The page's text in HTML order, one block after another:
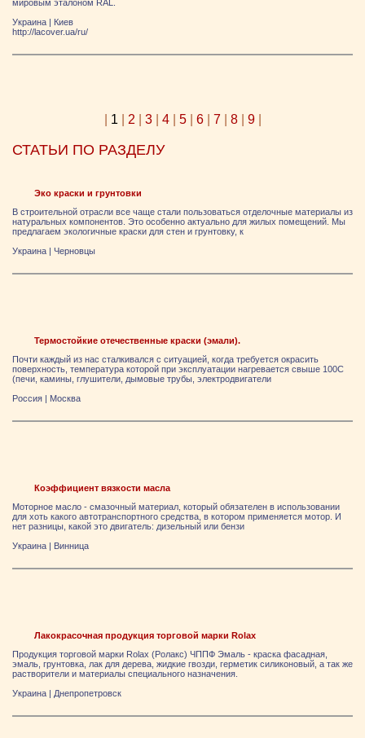
мировым эталоном RAL.
Украина | Киев
http://lacover.ua/ru/
1 2 3| 4| 5| 6| 7 8| 9|
СТАТЬИ ПО РАЗДЕЛУ
Эко краски и грунтовки
В строительной отрасли все чаще стали пользоваться отделочные материалы из
натуральных компонентов. Это особенно актуально для жилых помещений. Мы
предлагаем экологичные краски для стен и грунтовку, к
Украина | Черновцы
Термостойкие отечественные краски (эмали).
Почти каждый из нас сталкивался с ситуацией, когда требуется окрасить
поверхность, температура которой при эксплуатации нагревается свыше 100С
(печи, камины, глушители, дымовые трубы, электродвигатели
Россия | Москва
Коэффициент вязкости масла
Моторное масло - смазочный материал, который обязателен в использовании
для хоть какого автотранспортного средства, в котором применяется мотор. И
нет разницы, какой это двигатель: дизельный или бензи
Украина | Винница
Лакокрасочная продукция торговой марки Rolax
Продукция торговой марки Rolax (Ролакс) ЧППФ Эмаль - краска фасадная,
эмаль, грунтовка, лак для дерева, жидкие гвозди, герметик силиконовый, а так же
растворители и материалы специального назначения.
Украина | Днепропетровск